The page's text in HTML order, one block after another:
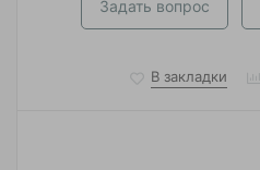
Задать вопрос
В закладки